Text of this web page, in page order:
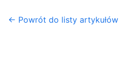
← Powrót do listy artykułów